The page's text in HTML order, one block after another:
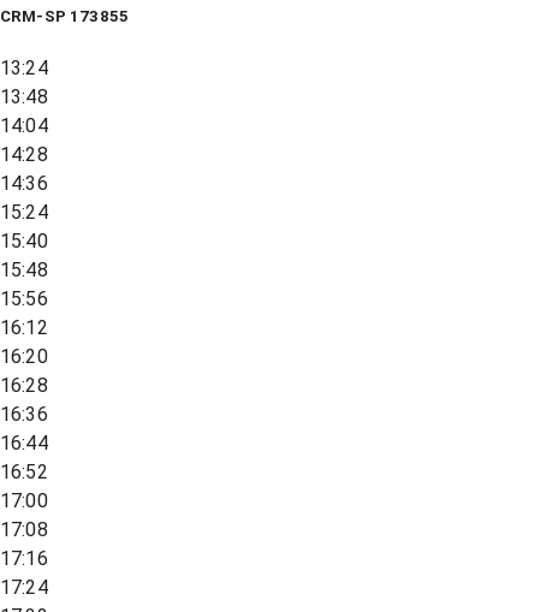
CRM-SP 173855
13:24
13:48
14:04
14:28
14:36
15:24
15:40
15:48
15:56
16:12
16:20
16:28
16:36
16:44
16:52
17:00
17:08
17:16
17:24